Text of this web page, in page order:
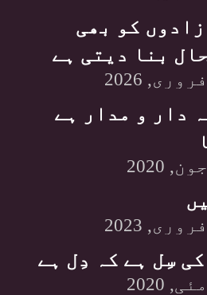
زادوں کو بھی
بنا دیتی ہے
دار و مدار ہے
سِل ہے کہ دِل ہے